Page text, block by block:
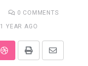
0 COMMENTS
1 YEAR AGO
StumbleUpon
Print
Share